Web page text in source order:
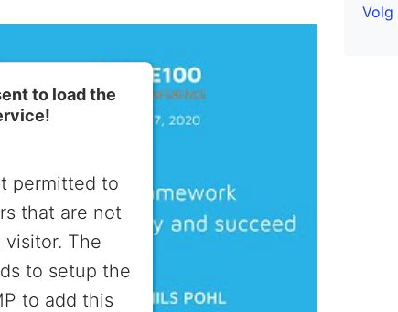
to load the
permitted to
that are not
The
to setup the
to add this
Volg